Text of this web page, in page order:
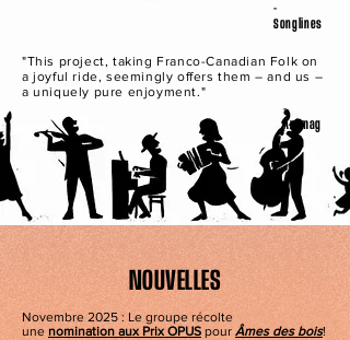
-
Songlines
"This project, taking Franco-Canadian Folk on
a joyful ride, seemingly offers them – and us –
a uniquely pure enjoyment."
-
Artmag
NOUVELLES
Novembre 2025 : Le groupe récolte
unenomination aux Prix OPUSpourÂmes des bois!